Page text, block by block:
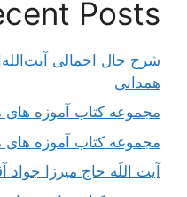
Posts
شرح حال اجمالی
همدانی
مجموعه کتاب آموزه
مجموعه کتاب آموزه
آیت اللَه حاج میرزا جواد